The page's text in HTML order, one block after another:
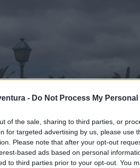
- Do Not Process My
of the sale, sharing to third parties, or
for targeted advertising by us, please use
Please note that after your opt-out
based ads based on personal
to third parties prior to your opt-out. You